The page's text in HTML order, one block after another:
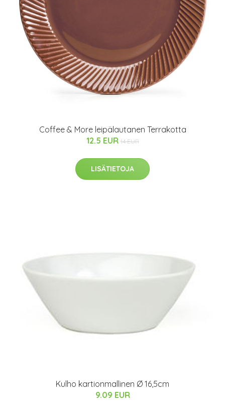
Coffee & More leipälautanen Terrakotta
12.5 EUR 14 EUR
LISÄTIETOJA
Kulho kartionmallinen Ø 16,5cm
9.09 EUR